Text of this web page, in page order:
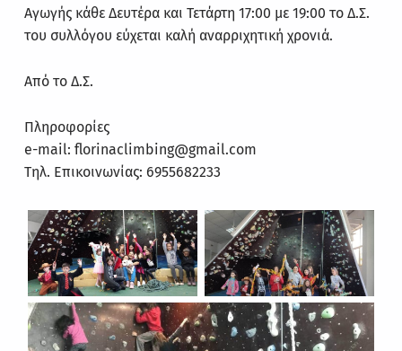
Αγωγής κάθε Δευτέρα και Τετάρτη 17:00 με 19:00 το Δ.Σ.
του συλλόγου εύχεται καλή αναρριχητική χρονιά.
Από το Δ.Σ.
Πληροφορίες
e-mail: florinaclimbing@gmail.com
Τηλ. Επικοινωνίας: 6955682233